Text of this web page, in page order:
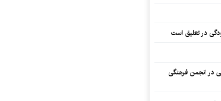
در تعلیق است
در انجمن فرهنگی